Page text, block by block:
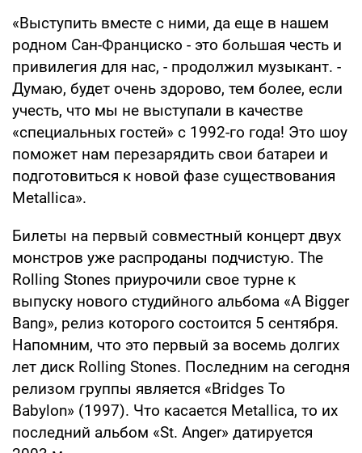
«Выступить вместе с ними, да еще в нашем
родном Сан-Франциско - это большая честь и
привилегия для нас, - продолжил музыкант. -
Думаю, будет очень здорово, тем более, если
учесть, что мы не выступали в качестве
«специальных гостей» с 1992-го года! Это шоу
поможет нам перезарядить свои батареи и
подготовиться к новой фазе существования
Metallica».
Билеты на первый совместный концерт двух
монстров уже распроданы подчистую. The
Rolling Stones приурочили свое турне к
выпуску нового студийного альбома «A Bigger
Bang», релиз которого состоится 5 сентября.
Напомним, что это первый за восемь долгих
лет диск Rolling Stones. Последним на сегодня
релизом группы является «Bridges To
Babylon» (1997). Что касается Metallica, то их
последний альбом «St. Anger» датируется